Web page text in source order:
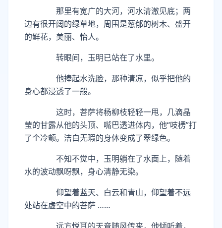
那里有宽广的大河，河水清澈见底；两
边有很开阔的绿草地，周围是葱郁的树木、盛开
的鲜花，美丽、怡人。
转眼间，玉明已站在了水里。
他捧起水洗脸，那种清凉，似乎把他的
身心都浸透了一般。
这时，菩萨将杨柳枝轻轻一甩，几滴晶
莹的甘露从他的头顶、嘴巴透进体内，他“吱楞”打
了个冷颤。洁白无瑕的身体变成了翠绿色。
不知不觉中，玉明躺在了水面上，随着
水的波动飘呀飘，身心清静无染。
仰望着蓝天、白云和青山，仰望着不远
处站在虚空中的菩萨 ……